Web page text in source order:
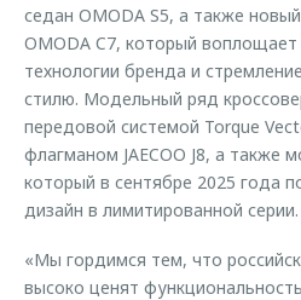
седан OMODA S5, а также
OMODA C7, который
технологии бренда и
стилю. Модельный ряд
передовой системой Torque
флагманом JAECOO J8, а также
который в сентябре 2025 года
дизайн в лимитированной серии.
«Мы гордимся тем, что
высоко ценят